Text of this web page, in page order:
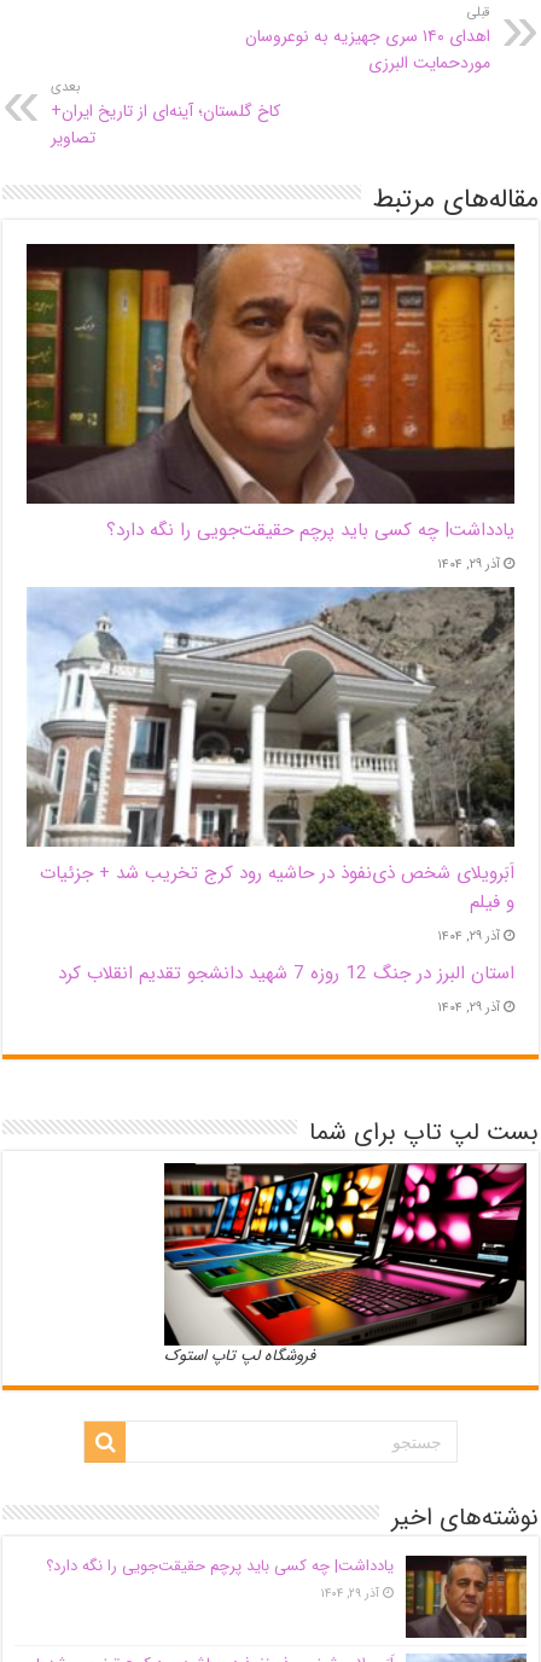
قبلی
اهدای ۱۴۰ سری جهیزیه به نوعروسان
موردحمایت البرزی
بعدی
کاخ گلستان؛ آینه‌ای از تاریخ ایران+
تصاویر
مقاله‌های مرتبط
یادداشت| ‌چه کسی باید پرچم حقیقت‌جویی را نگه دارد؟
آذر ۲۹, ۱۴۰۴
اَبَر‌ویلای شخص ذی‌نفوذ در حاشیه‌ رود کرج تخریب شد + جزئیات
و فیلم
آذر ۲۹, ۱۴۰۴
استان البرز در جنگ 12 روزه 7 شهید دانشجو تقدیم انقلاب کرد
آذر ۲۹, ۱۴۰۴
بست لپ تاپ برای شما
فروشگاه لپ تاپ استوک
نوشته‌های اخیر
یادداشت| ‌چه کسی باید پرچم حقیقت‌جویی را نگه دارد؟
آذر ۲۹, ۱۴۰۴